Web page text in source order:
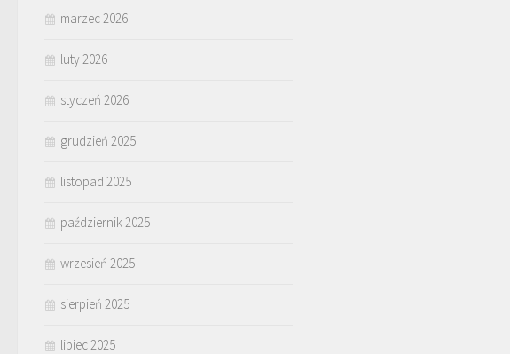
marzec 2026
luty 2026
styczeń 2026
grudzień 2025
listopad 2025
październik 2025
wrzesień 2025
sierpień 2025
lipiec 2025